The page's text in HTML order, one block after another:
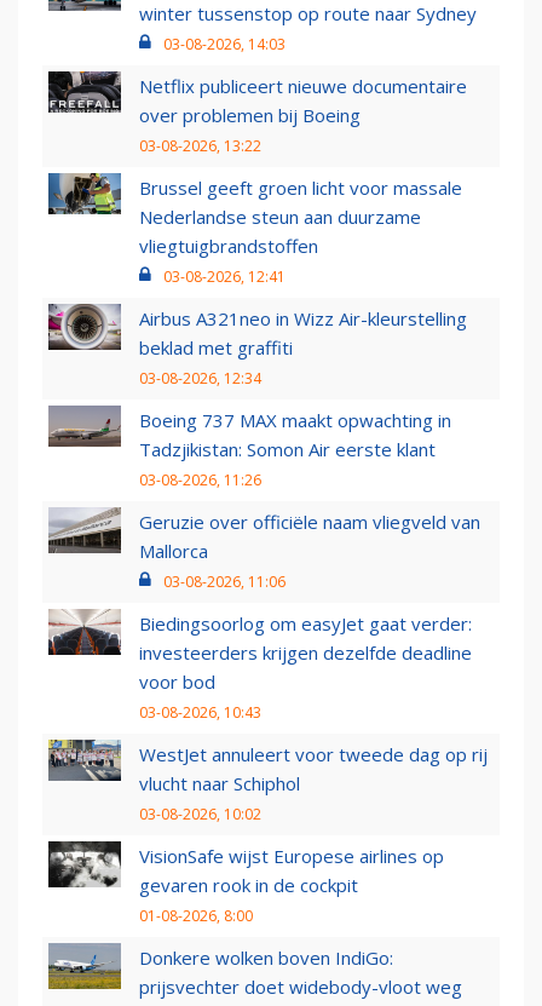
winter tussenstop op route naar Sydney
03-08-2026, 14:03
Netflix publiceert nieuwe documentaire
over problemen bij Boeing
03-08-2026, 13:22
Brussel geeft groen licht voor massale
Nederlandse steun aan duurzame
vliegtuigbrandstoffen
03-08-2026, 12:41
Airbus A321neo in Wizz Air-kleurstelling
beklad met graffiti
03-08-2026, 12:34
Boeing 737 MAX maakt opwachting in
Tadzjikistan: Somon Air eerste klant
03-08-2026, 11:26
Geruzie over officiële naam vliegveld van
Mallorca
03-08-2026, 11:06
Biedingsoorlog om easyJet gaat verder:
investeerders krijgen dezelfde deadline
voor bod
03-08-2026, 10:43
WestJet annuleert voor tweede dag op rij
vlucht naar Schiphol
03-08-2026, 10:02
VisionSafe wijst Europese airlines op
gevaren rook in de cockpit
01-08-2026, 8:00
Donkere wolken boven IndiGo:
prijsvechter doet widebody-vloot weg